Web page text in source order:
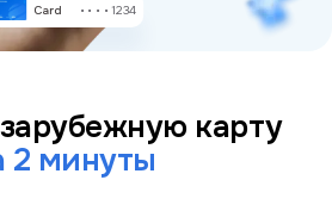
Card
карту
2 минуты